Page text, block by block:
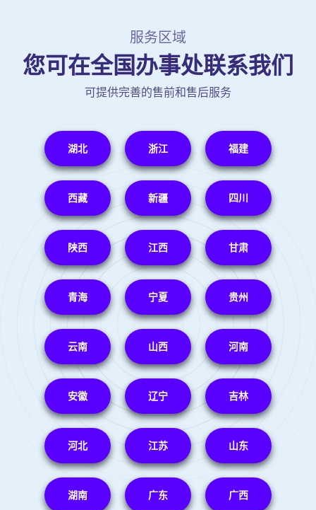
服务区域
您可在全国办事处联系我们
可提供完善的售前和售后服务
湖北 浙江 福建
西藏 新疆 四川
陕西 江西 甘肃
青海 宁夏 贵州
云南 山西 河南
安徽 辽宁 吉林
河北 江苏 山东
湖南 广东 广西